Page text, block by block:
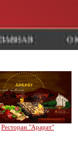
Ресторан "Арарат"